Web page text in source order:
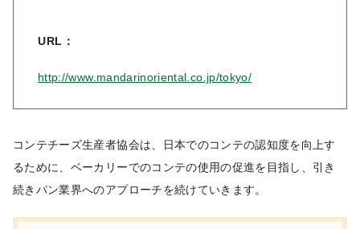
URL：
http://www.mandarinoriental.co.jp/tokyo/
コンテチーズ生産者協会は、日本でのコンテの認知度を向上す
るために、ベーカリーでのコンテの使用の促進を目指し、引き
続きパン業界へのアプローチを続けていきます。